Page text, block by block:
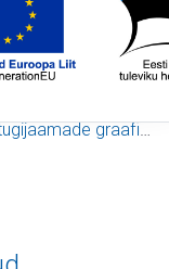
graafikud